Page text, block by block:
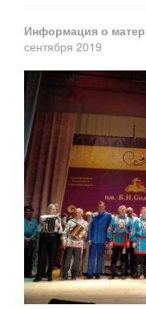
Информация о
сентября 2019